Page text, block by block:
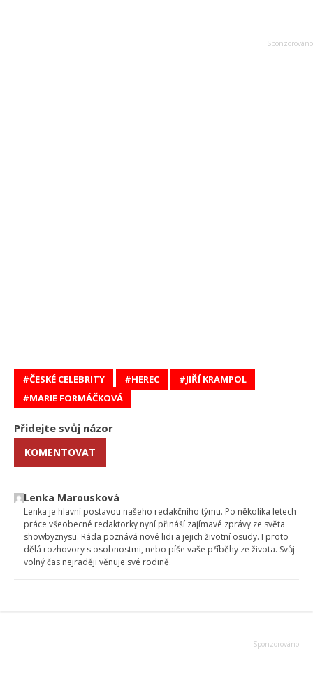
ČESKÉ CELEBRITY HEREC
JIŘÍ KRAMPOL
MARIE FORMÁČKOVÁ
Přidejte svůj názor
KOMENTOVAT
Lenka Marousková
Lenka je hlavní postavou našeho redakčního týmu. Po několika letech
práce všeobecné redaktorky nyní přináší zajímavé zprávy ze světa
showbyznysu. Ráda poznává nové lidi a jejich životní osudy. I proto
dělá rozhovory s osobnostmi, nebo píše vaše příběhy ze života. Svůj
volný čas nejraději věnuje své rodině.